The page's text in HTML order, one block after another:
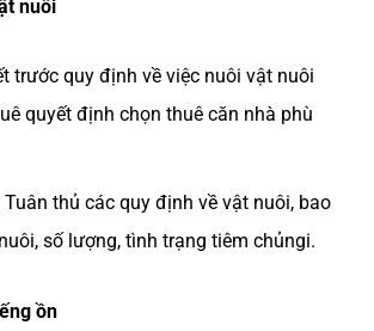
nuôi
trước quy định về việc nuôi vật nuôi
quyết định chọn thuê căn nhà phù
Tuân thủ các quy định về vật nuôi, bao
số lượng, tình trạng tiêm chủngi.
ồn